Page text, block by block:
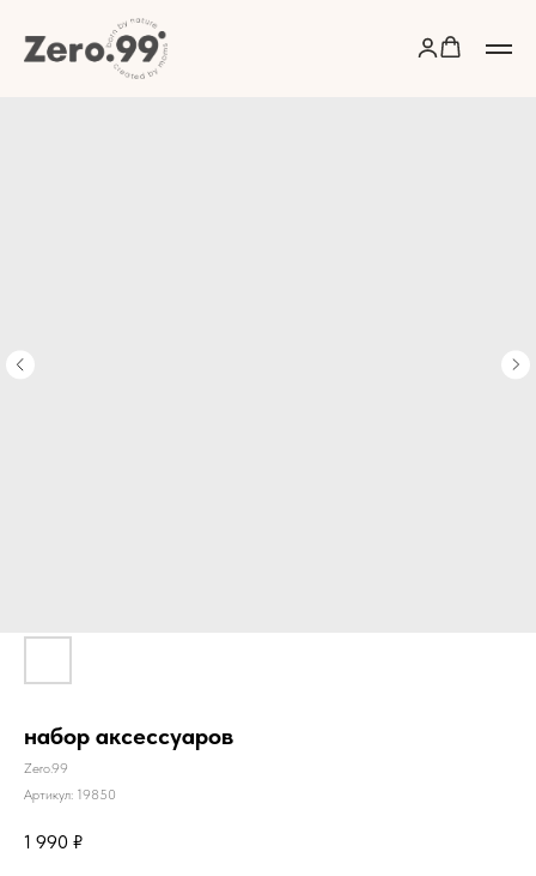
набор аксессуаров
Zero.99
Артикул: 19850
1 990 ₽